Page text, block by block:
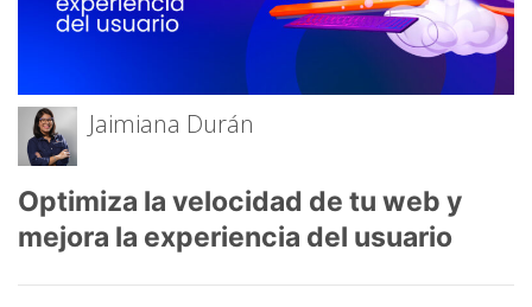
Jaimiana Durán
Optimiza la velocidad de tu web y
mejora la experiencia del usuario